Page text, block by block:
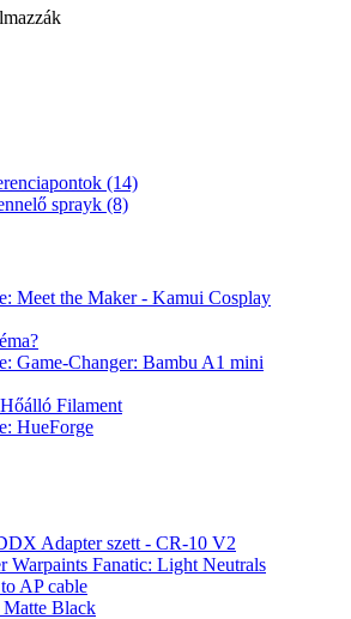
(14)
sprayk (8)
Meet the Maker - Kamui Cosplay
Game-Changer: Bambu A1 mini
Filament
HueForge
Adapter szett - CR-10 V2
Warpaints Fanatic: Light Neutrals
AP cable
Black